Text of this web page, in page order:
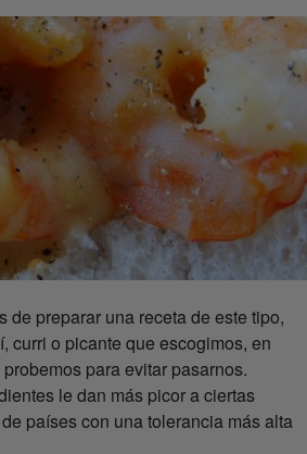
de preparar una receta de este tipo,
curri o picante que escogimos, en
para evitar pasarnos.
le dan más picor a ciertas
países con una tolerancia más alta